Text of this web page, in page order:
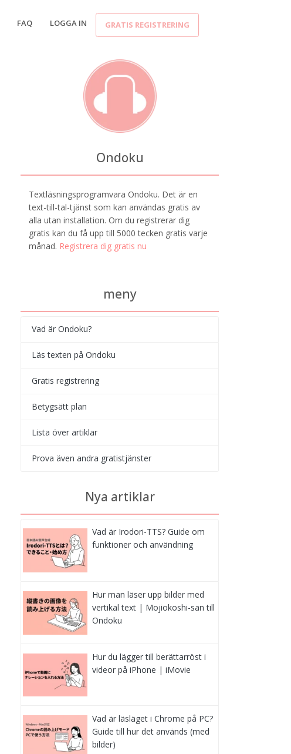
FAQ LOGGA IN GRATIS REGISTRERING
Ondoku
Textläsningsprogramvara Ondoku. Det är en
text-till-tal-tjänst som kan användas gratis av
alla utan installation. Om du registrerar dig
gratis kan du få upp till 5000 tecken gratis varje
månad. Registrera dig gratis nu
meny
Vad är Ondoku?
Läs texten på Ondoku
Gratis registrering
Betygsätt plan
Lista över artiklar
Prova även andra gratistjänster
Nya artiklar
Vad är Irodori-TTS? Guide om
funktioner och användning
Hur man läser upp bilder med
vertikal text | Mojiokoshi-san till
Ondoku
Hur du lägger till berättarröst i
videor på iPhone | iMovie
Vad är läsläget i Chrome på PC?
Guide till hur det används (med
bilder)